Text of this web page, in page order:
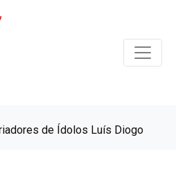
de Ídolos Luís Diogo